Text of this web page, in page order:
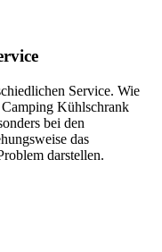
Service. Wie
Kühlschrank
bei den
das
darstellen.